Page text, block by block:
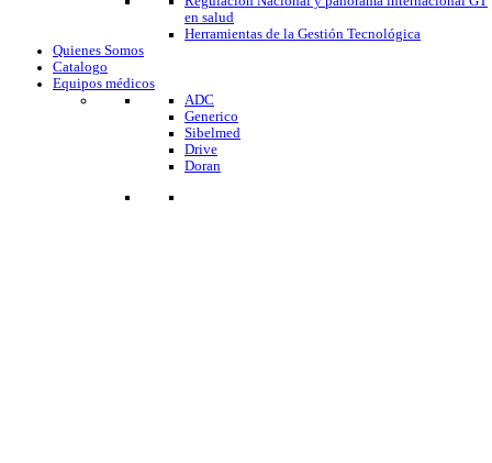
en salud
Herramientas de la Gestión Tecnológica
Quienes Somos
Catalogo
Equipos médicos
ADC
Generico
Sibelmed
Drive
Doran